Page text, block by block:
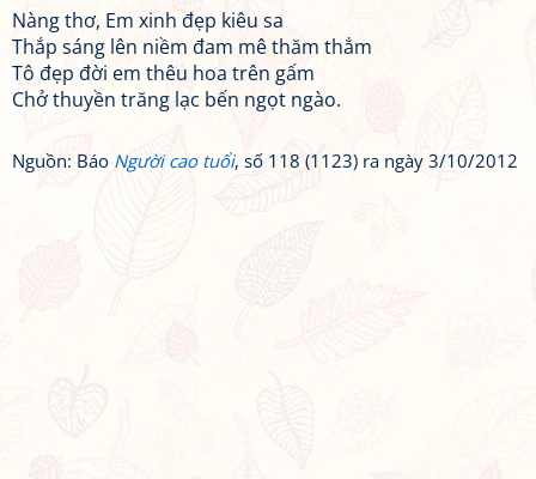
Nàng thơ, Em xinh đẹp kiêu sa
Thắp sáng lên niềm đam mê thăm thẳm
Tô đẹp đời em thêu hoa trên gấm
Chở thuyền trăng lạc bến ngọt ngào.
Nguồn: Báo Người cao tuổi, số 118 (1123) ra ngày 3/10/2012